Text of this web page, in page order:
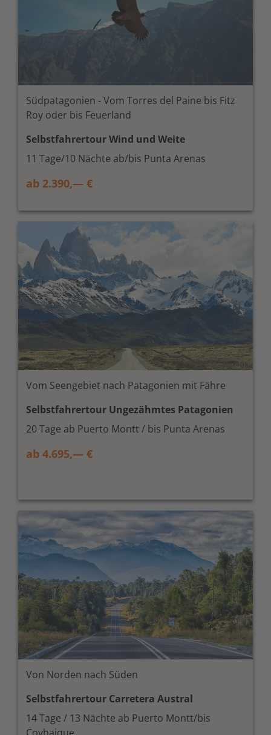
Südpatagonien - Vom Torres del Paine bis Fitz
Roy oder bis Feuerland
Selbstfahrertour Wind und Weite
11 Tage/10 Nächte ab/bis Punta Arenas
ab 2.390,— €
Vom Seengebiet nach Patagonien mit Fähre
Selbstfahrertour Ungezähmtes Patagonien
20 Tage ab Puerto Montt / bis Punta Arenas
ab 4.695,— €
Von Norden nach Süden
Selbstfahrertour Carretera Austral
14 Tage / 13 Nächte ab Puerto Montt/bis